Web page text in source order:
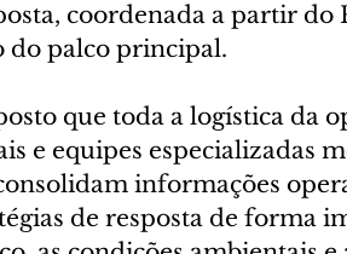
coordenada a partir do
do palco principal.
que toda a logística da
e equipes especializadas
informações
de resposta de forma